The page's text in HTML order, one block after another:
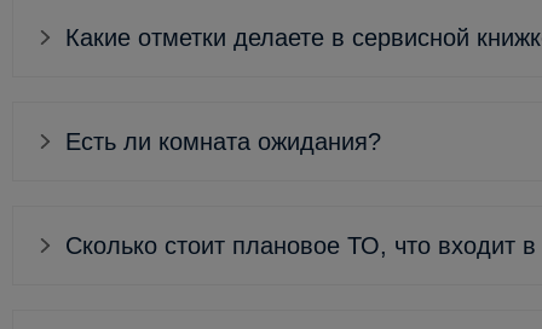
Какие отметки делаете в сервисной
Есть ли комната ожидания?
Сколько стоит плановое ТО, что входит в